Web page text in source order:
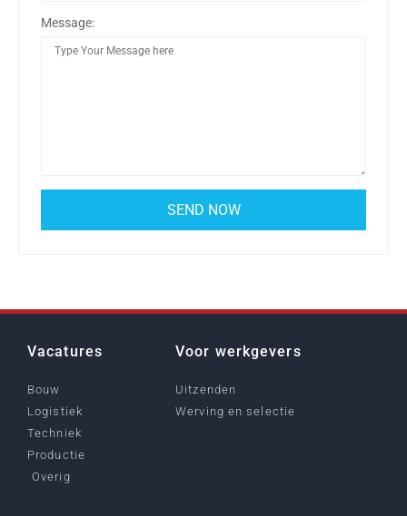
Message:
Vacatures
Bouw
Logistiek
Techniek
Productie
Overig
Voor werkgevers
Uitzenden
Werving en selectie